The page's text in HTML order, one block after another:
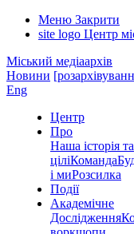
Меню Закрити
site logo Центр
Міський медіаархів
Новини
Eng
Центр
Про
Наша історія та
ціліКоманда
і миРозсилка
Події
Академічне
Дослідження